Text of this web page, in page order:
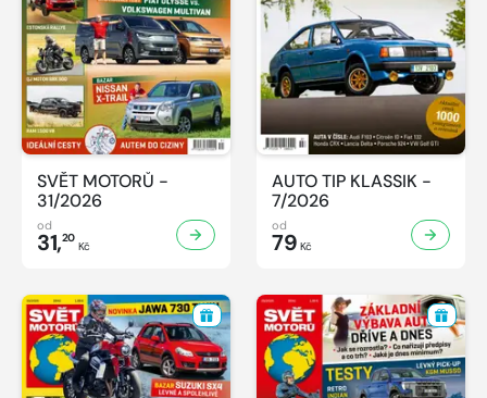
SVĚT MOTORŮ -
31/2026
od
31,20
Kč
AUTO TIP KLASSIK -
7/2026
od
79 Kč